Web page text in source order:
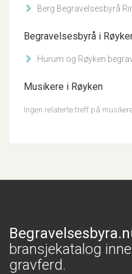
Berg Begravelsesbyrå
Begravelsesbyrå i
Hurum og Røyken
Musikere i Røyken
Ingen relaterte treff på
bransjekatalog
gravferd.